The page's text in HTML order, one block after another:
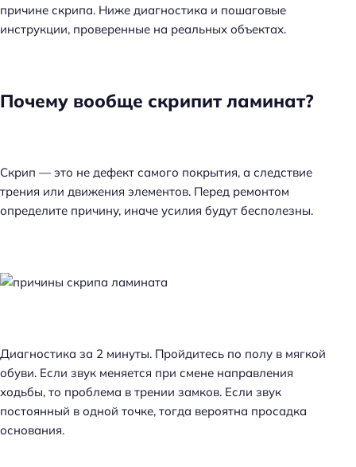
причине скрипа. Ниже диагностика и пошаговые
инструкции, проверенные на реальных объектах.
Почему вообще скрипит ламинат?
Скрип — это не дефект самого покрытия, а следствие
трения или движения элементов. Перед ремонтом
определите причину, иначе усилия будут бесполезны.
Диагностика за 2 минуты. Пройдитесь по полу в мягкой
обуви. Если звук меняется при смене направления
ходьбы, то проблема в трении замков. Если звук
постоянный в одной точке, тогда вероятна просадка
основания.